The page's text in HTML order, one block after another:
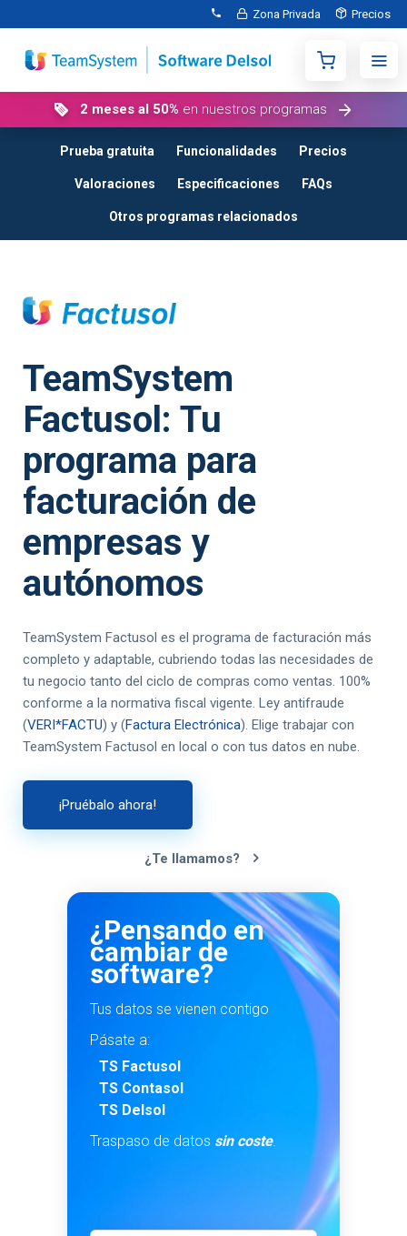
Zona Privada Precios
2 meses al 50% en nuestros programas
Prueba gratuita Funcionalidades Precios
Valoraciones Especificaciones FAQs
Otros programas relacionados
TeamSystem
Factusol: Tu
programa para
facturación de
empresas y
autónomos
TeamSystem Factusol es el programa de facturación más
completo y adaptable, cubriendo todas las necesidades de
tu negocio tanto del ciclo de compras como ventas. 100%
conforme a la normativa fiscal vigente. Ley antifraude
(VERI*FACTU) y (Factura Electrónica). Elige trabajar con
TeamSystem Factusol en local o con tus datos en nube.
¡Pruébalo ahora!
¿Te llamamos?
¿Pensando en
cambiar de
software?
Tus datos se vienen contigo
Pásate a:
TS Factusol
TS Contasol
TS Delsol
Traspaso de datos sin coste.